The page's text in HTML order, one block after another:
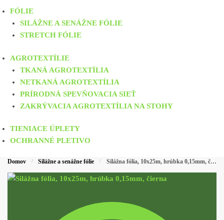
FÓLIE
SILÁŽNE A SENÁŽNE FÓLIE
STRETCH FÓLIE
AGROTEXTÍLIE
TKANÁ AGROTEXTÍLIA
NETKANÁ AGROTEXTÍLIA
PRÍRODNÁ SPEVŇOVACIA SIEŤ
ZAKRÝVACIA AGROTEXTÍLIA NA STOHY
TIENIACE ÚPLETY
OCHRANNÉ PLETIVO
Domov / Silážne a senážne fólie / Silážna fólia, 10x25m, hrúbka 0,15mm, čierna